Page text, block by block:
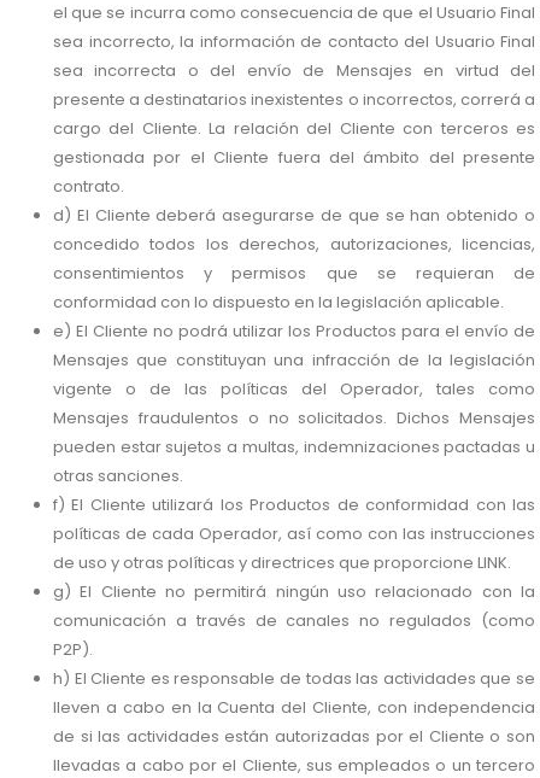
el que se incurra como consecuencia de que el Usuario Final
sea incorrecto, la información de contacto del Usuario Final
sea incorrecta o del envío de Mensajes en virtud del
presente a destinatarios inexistentes o incorrectos, correrá a
cargo del Cliente. La relación del Cliente con terceros es
gestionada por el Cliente fuera del ámbito del presente
contrato.
d) El Cliente deberá asegurarse de que se han obtenido o
concedido todos los derechos, autorizaciones, licencias,
consentimientos y permisos que se requieran de
conformidad con lo dispuesto en la legislación aplicable.
e) El Cliente no podrá utilizar los Productos para el envío de
Mensajes que constituyan una infracción de la legislación
vigente o de las políticas del Operador, tales como
Mensajes fraudulentos o no solicitados. Dichos Mensajes
pueden estar sujetos a multas, indemnizaciones pactadas u
otras sanciones.
f) El Cliente utilizará los Productos de conformidad con las
políticas de cada Operador, así como con las instrucciones
de uso y otras políticas y directrices que proporcione LINK.
g) El Cliente no permitirá ningún uso relacionado con la
comunicación a través de canales no regulados (como
P2P).
h) El Cliente es responsable de todas las actividades que se
lleven a cabo en la Cuenta del Cliente, con independencia
de si las actividades están autorizadas por el Cliente o son
llevadas a cabo por el Cliente, sus empleados o un tercero